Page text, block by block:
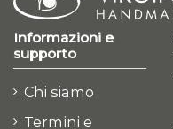
Informazioni e
supporto
Chi siamo
Termini e